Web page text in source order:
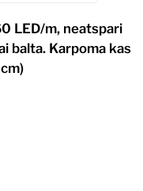
LED/m, neatspari
balta. Karpoma kas